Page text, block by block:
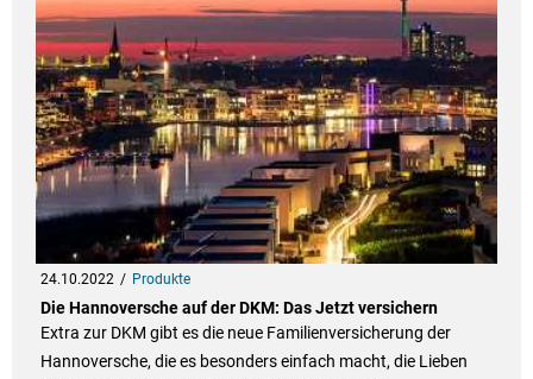
24.10.2022 Produkte
Die Hannoversche auf der DKM: Das Jetzt versichern
Extra zur DKM gibt es die neue Familienversicherung der
Hannoversche, die es besonders einfach macht, die Lieben